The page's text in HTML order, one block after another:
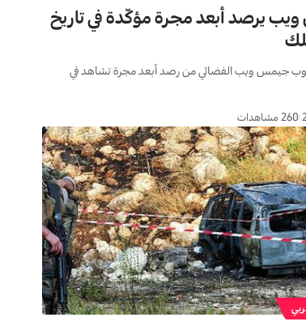
يرصد أبعد مجرة مؤكّدة في تاريخ
جيمس ويب الفضائي من رصد أبعد مجرة تشاهد في
260 مشاهدات